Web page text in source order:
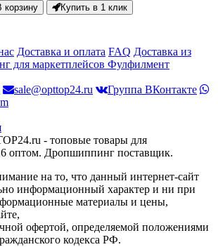
корзину Купить в 1 клик
Доставка и оплата FAQ Доставка из
для маркетплейсов Фулфилмент
sale@opttop24.ru
Группа ВКонтакте
- топовые товары для
оптом. Дропшиппинг поставщик.
на то, что данный интернет-сайт
информационный характер и ни при
материалы и цены,
офертой, определяемой положениями
кодекса РФ.